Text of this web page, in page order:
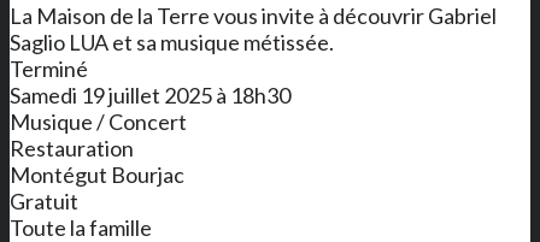
La Maison de la Terre vous invite à découvrir Gabriel
Saglio LUA et sa musique métissée.
Terminé
Samedi 19 juillet 2025 à 18h30
Musique / Concert
Restauration
Montégut Bourjac
Gratuit
Toute la famille